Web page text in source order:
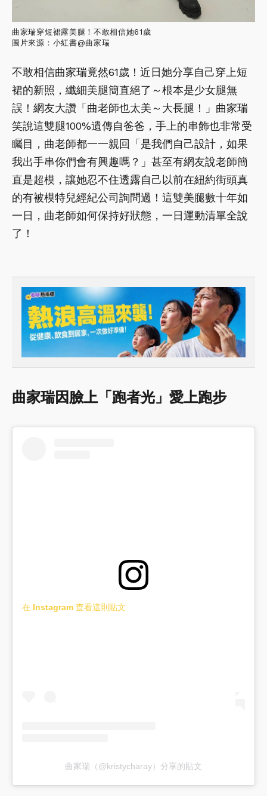
曲家瑞穿短裙露美腿！不敢相信她61歲
圖片來源：小紅書@曲家瑞
不敢相信曲家瑞竟然61歲！近日她分享自己穿上短
裙的新照，纖細美腿簡直絕了～根本是少女腿無
誤！網友大讚「曲老師也太美～大長腿！」曲家瑞
笑說這雙腿100%遺傳自爸爸，手上的串飾也非常受
矚目，曲老師都一一親回「是我們自己設計，如果
我出手串你們會有興趣嗎？」甚至有網友說老師簡
直是超模，讓她忍不住透露自己以前在紐約街頭真
的有被模特兒經紀公司詢問過！這雙美腿數十年如
一日，曲老師如何保持好狀態，一日運動清單全說
了！
曲家瑞因臉上「跑者光」愛上跑步
在 Instagram 查看這則貼文
曲家瑞（@kristycharay）分享的貼文